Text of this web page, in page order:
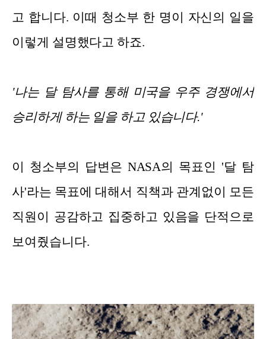
고 합니다. 이때 청소부 한 명이 자신의 일을
이렇게 설명했다고 하죠.
'나는 달 탐사를 통해 미국을 우주 경쟁에서
승리하게 하는 일을 하고 있습니다.'
이 청소부의 답변은 NASA의 목표인 '달 탐
사'라는 목표에 대해서 직책과 관계없이 모든
직원이 공감하고 집중하고 있음을 단적으로
보여줬습니다.